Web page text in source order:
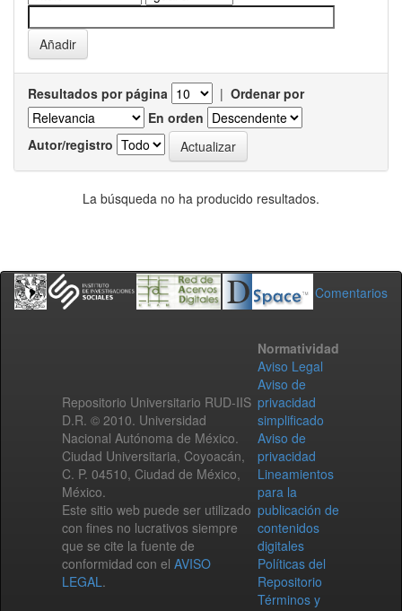
Resultados por página | Ordenar por
En orden
Autor/registro
La búsqueda no ha producido resultados.
Comentarios
Repositorio Universitario RUD-IIS
D.R. © 2010. Universidad
Nacional Autónoma de México.
Ciudad Universitaria, Coyoacán,
C. P. 04510, Ciudad de México,
México.
Este sitio web puede ser utilizado
con fines no lucrativos siempre
que se cite la fuente de
conformidad con el AVISO
LEGAL.
Normatividad
Aviso Legal
Aviso de
privacidad
simplificado
Aviso de
privacidad
Lineamientos
para la
publicación de
contenidos
digitales
Políticas del
Repositorio
Términos y